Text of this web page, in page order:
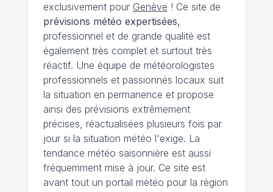
exclusivement pour Genève ! Ce site de
prévisions météo expertisées,
professionnel et de grande qualité est
également très complet et surtout très
réactif. Une équipe de météorologistes
professionnels et passionnés locaux suit
la situation en permanence et propose
ainsi des prévisions extrêmement
précises, réactualisées plusieurs fois par
jour si la situation météo l'exige. La
tendance météo saisonnière est aussi
fréquemment mise à jour. Ce site est
avant tout un portail météo pour la région